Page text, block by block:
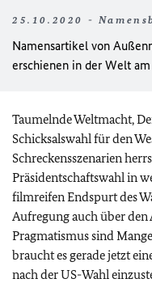
25.10.2020 -
Namensartikel von
erschienen in der Welt
Taumelnde Weltmacht,
Schicksalswahl für den
Schreckensszenarien
Präsidentschaftswahl in
filmreifen Endspurt des
Aufregung auch über
Pragmatismus sind
braucht es gerade jetzt
nach der US-Wahl